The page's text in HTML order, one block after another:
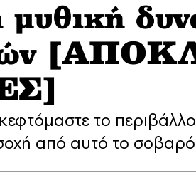
μυθική
το
από αυτό το σοβαρό